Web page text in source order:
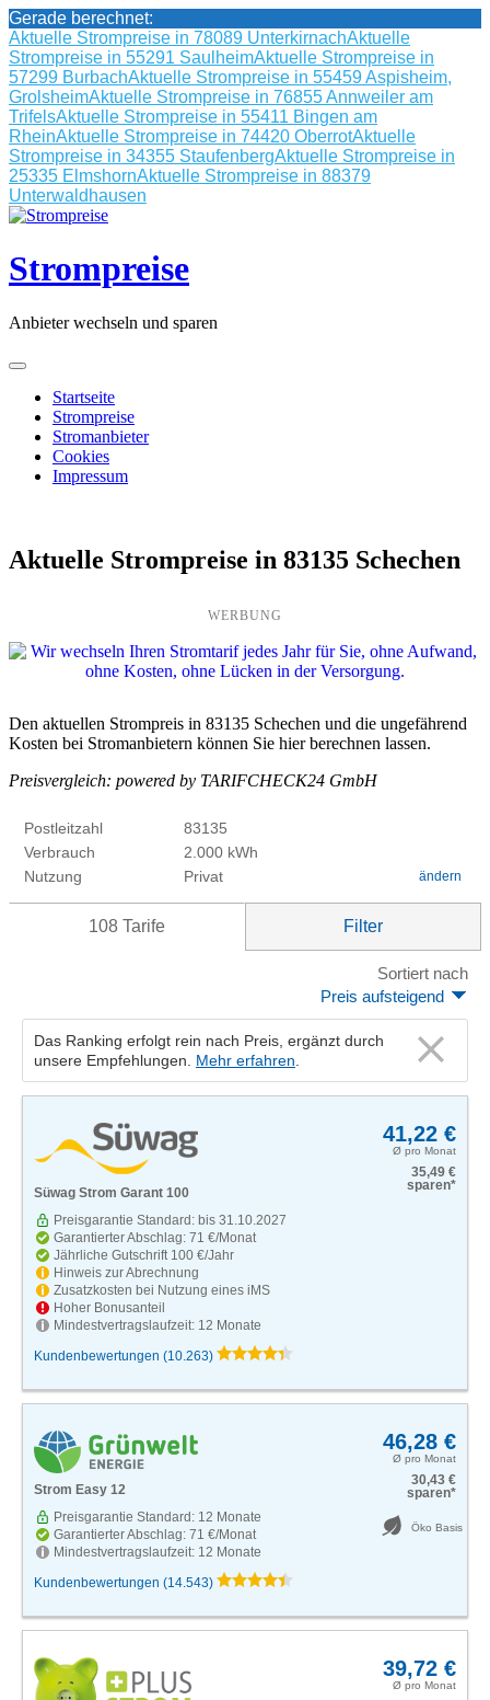
Gerade berechnet:
Aktuelle Strompreise in 78089 UnterkirnachAktuelle
Strompreise in 55291 SaulheimAktuelle Strompreise in
57299 BurbachAktuelle Strompreise in 55459 Aspisheim,
GrolsheimAktuelle Strompreise in 76855 Annweiler am
TrifelsAktuelle Strompreise in 55411 Bingen am
RheinAktuelle Strompreise in 74420 OberrotAktuelle
Strompreise in 34355 StaufenbergAktuelle Strompreise in
25335 ElmshornAktuelle Strompreise in 88379
Unterwaldhausen
Skip
content
Strompreise
Anbieter wechseln und sparen
Startseite
Strompreise
Stromanbieter
Cookies
Impressum
Aktuelle Strompreise in 83135 Schechen
WERBUNG
Den aktuellen Strompreis in 83135 Schechen und die ungefährend
Kosten bei Stromanbietern können Sie hier berechnen lassen.
Preisvergleich: powered by TARIFCHECK24 GmbH